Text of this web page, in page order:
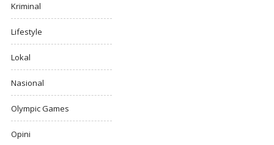
Kriminal
Lifestyle
Lokal
Nasional
Olympic Games
Opini